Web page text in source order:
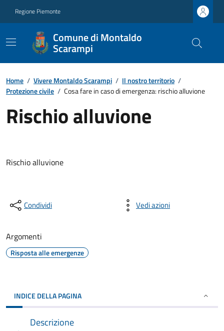
Regione Piemonte
Comune di Montaldo
Scarampi
Home / Vivere Montaldo Scarampi / Il nostro territorio /
Protezione civile / Cosa fare in caso di emergenza: rischio alluvione
Rischio alluvione
Rischio alluvione
Condividi Vedi azioni
Argomenti
Risposta alle emergenze
INDICE DELLA PAGINA
Descrizione